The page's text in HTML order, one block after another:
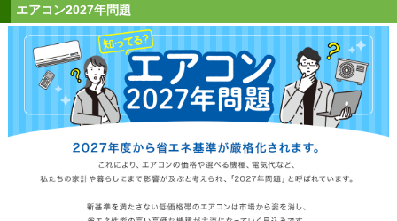
エアコン2027年問題